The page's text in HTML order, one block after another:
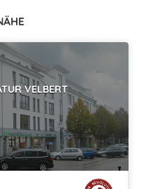
VELBERT